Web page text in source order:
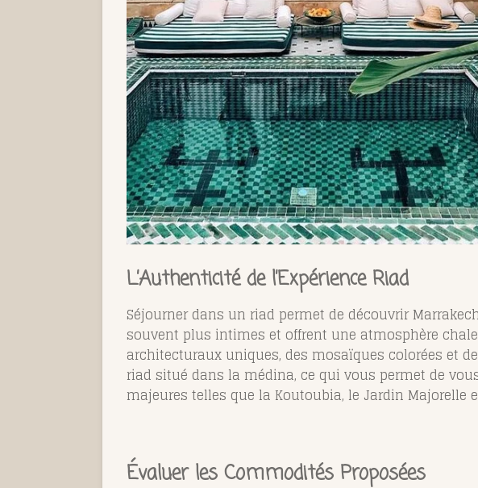
L’Authenticité de l’Expérience Riad
Séjourner dans un riad permet de découvrir
souvent plus intimes et offrent une atmosphère
architecturaux uniques, des mosaïques colorées et
riad situé dans la médina, ce qui vous permet de
majeures telles que la Koutoubia, le Jardin Majorelle
Évaluer les Commodités Proposées